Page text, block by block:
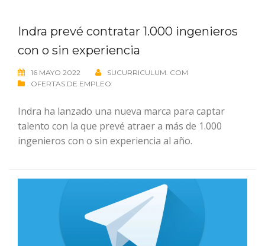
Indra prevé contratar 1.000 ingenieros
con o sin experiencia
16 MAYO 2022
SUCURRICULUM. COM
OFERTAS DE EMPLEO
Indra ha lanzado una nueva marca para captar
talento con la que prevé atraer a más de 1.000
ingenieros con o sin experiencia al año.